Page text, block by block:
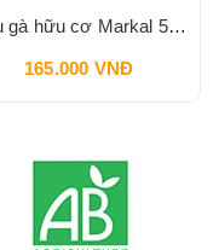
Đậu gà hữu cơ Markal 500g
165.000 VNĐ